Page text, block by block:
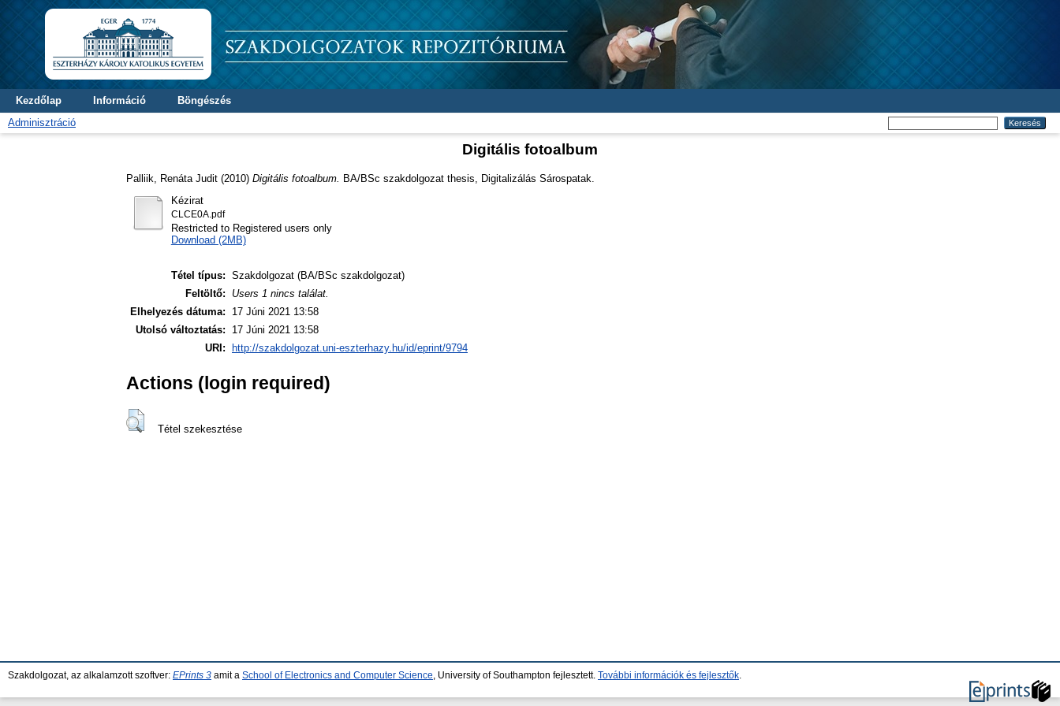
Kezdőlap Információ
Böngészés
Adminisztráció
Digitális fotoalbum
Palliik, Renáta Judit (2010) Digitális fotoalbum.
BA/BSc szakdolgozat thesis, Digitalizálás Sárospatak.
Kézirat
CLCE0A.pdf
Restricted to Registered users only
Download (2MB)
Tétel típus: Szakdolgozat (BA/BSc szakdolgozat)
Feltöltő:
Users 1 nincs találat.
Elhelyezés dátuma:
17 Júni 2021 13:58
Utolsó változtatás:
17 Júni 2021 13:58
URI:
http://szakdolgozat.uni-eszterhazy.hu/id/eprint/9794
Actions (login required)
Tétel szekesztése
Szakdolgozat, az alkalamzott szoftver: EPrints 3 amit a School of Electronics and Computer Science , University of Southampton fejlesztett. További információk és fejlesztők